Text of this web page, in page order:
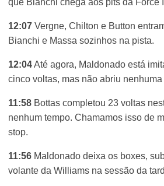
12:07 Vergne, Chilton e Button
Bianchi e Massa sozinhos na pista.
12:04Até agora, Maldonado está
cinco voltas, mas não abriu
11:58 Bottas completou 23 voltas
nenhum tempo. Chamamos isso de
stop.
11:56 Maldonado deixa os boxes,
volante da Williams na sessão da